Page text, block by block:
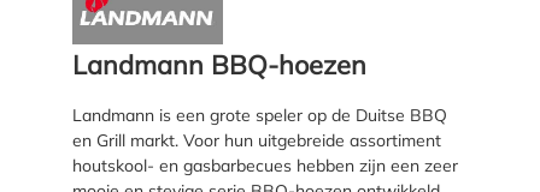
Landmann BBQ-hoezen
Landmann is een grote speler op de Duitse BBQ
en Grill markt. Voor hun uitgebreide assortiment
houtskool- en gasbarbecues hebben zijn een zeer